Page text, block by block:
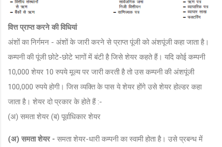
वित्त प्राप्त करने की विधियां
अंशों का निर्गमन - अंशों के जारी करने से प्राप्त पूंजी को अंशपूंजी कहा जाता है।
कम्पनी की पूंजी छोटे-छोटे भागों में बंटी है जिसे शेयर कहते हैं। यदि कोई कम्पनी
10,000 शेयर 10 रुपये मूल्य पर जारी करती है तो उस कम्पनी की अंशपूंजी
100,000 रुपये होगी। जिस व्यक्ति के पास ये शेयर होंगे उसे शेयर होल्डर कहा
जाता है। शेयर दो प्रकार के होते हैं :-
(अ) समता शेयर (ब) पूर्वाधिकार शेयर
(अ) समता शेयर - समता शेयर-धारी कम्पनी का स्वामी होता है। उसे प्रबन्ध में